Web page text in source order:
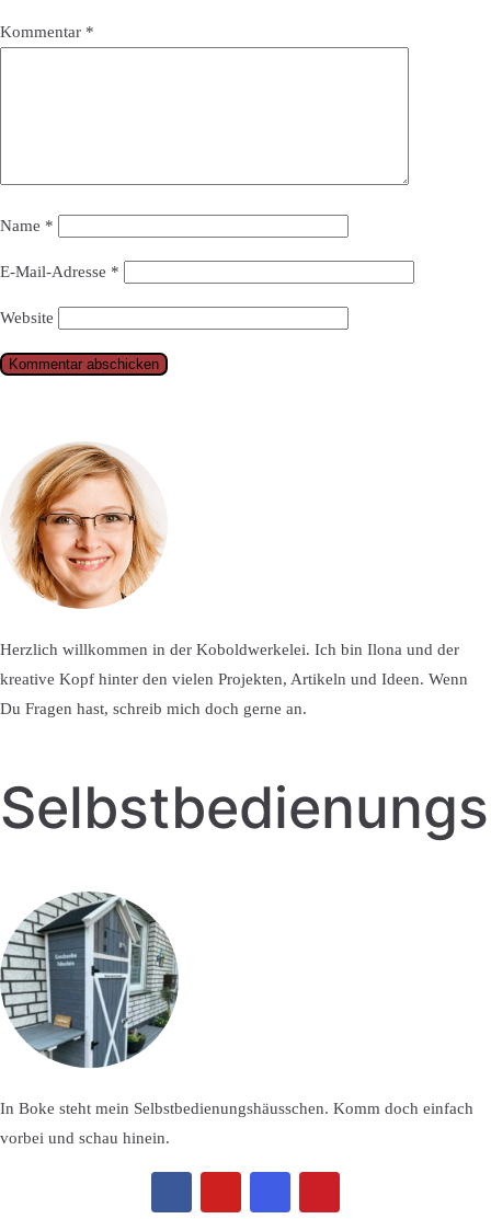
Kommentar *
Name *
E-Mail-Adresse *
Website
Herzlich willkommen in der Koboldwerkelei. Ich bin Ilona und der
kreative Kopf hinter den vielen Projekten, Artikeln und Ideen. Wenn
Du Fragen hast, schreib mich doch gerne an.
In Boke steht mein Selbstbedienungshäusschen. Komm doch einfach
vorbei und schau hinein.